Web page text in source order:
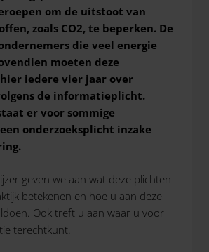
om de uitstoot van
zoals CO2, te beperken. De
die veel energie
moeten deze
iedere vier jaar over
de informatieplicht.
er voor sommige
onderzoeksplicht inzake
geven we aan wat deze plichten
betekenen en hoe u aan deze
Ook treft u aan waar u voor
terechtkunt.